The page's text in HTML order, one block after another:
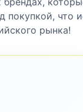
Я согласен